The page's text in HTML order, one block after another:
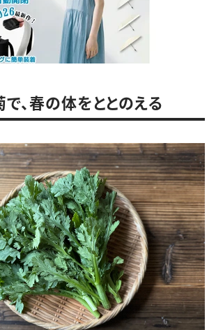
、春の体をととのえる